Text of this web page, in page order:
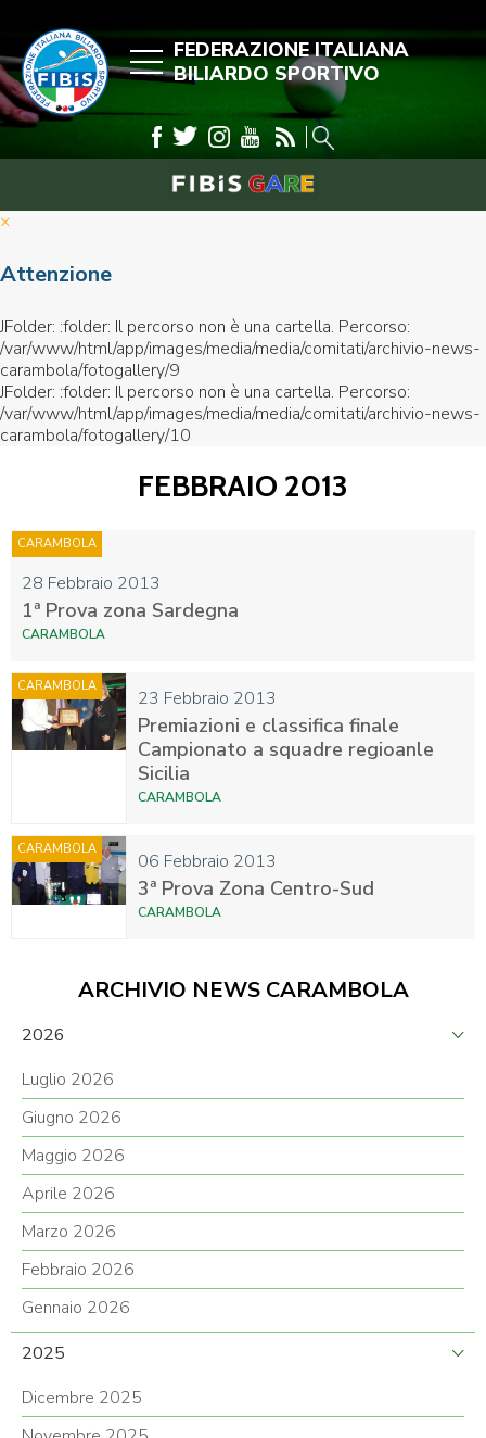
FEDERAZIONE ITALIANA
BILIARDO SPORTIVO
×
Attenzione
JFolder: :folder: Il percorso non è una cartella. Percorso:
/var/www/html/app/images/media/media/comitati/archivio-news-
carambola/fotogallery/9
JFolder: :folder: Il percorso non è una cartella. Percorso:
/var/www/html/app/images/media/media/comitati/archivio-news-
carambola/fotogallery/10
FEBBRAIO 2013
28 Febbraio 2013
CARAMBOLA
1ª Prova zona Sardegna
CARAMBOLA
23 Febbraio 2013
CARAMBOLA
Premiazioni e classifica finale
Campionato a squadre regioanle
Sicilia
CARAMBOLA
06 Febbraio 2013
CARAMBOLA
3ª Prova Zona Centro-Sud
CARAMBOLA
ARCHIVIO NEWS CARAMBOLA
2026
Luglio 2026
Giugno 2026
Maggio 2026
Aprile 2026
Marzo 2026
Febbraio 2026
Gennaio 2026
2025
Dicembre 2025